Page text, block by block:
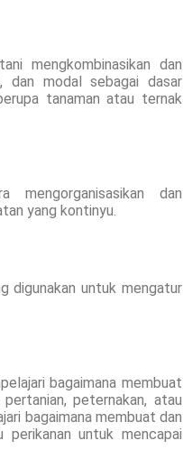
mengkombinasikan dan
dan modal sebagai dasar
tanaman atau ternak
mengorganisasikan dan
yang kontinyu.
digunakan untuk mengatur
bagaimana membuat
peternakan, atau
bagaimana membuat dan
perikanan untuk mencapai